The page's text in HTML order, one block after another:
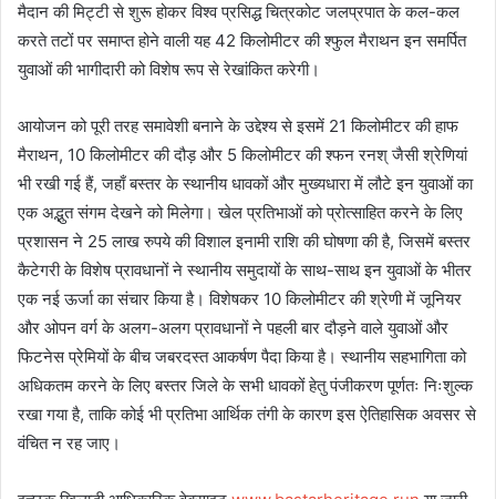
मैदान की मिट्टी से शुरू होकर विश्व प्रसिद्ध चित्रकोट जलप्रपात के कल-कल
करते तटों पर समाप्त होने वाली यह 42 किलोमीटर की श्फुल मैराथन इन समर्पित
युवाओं की भागीदारी को विशेष रूप से रेखांकित करेगी।
आयोजन को पूरी तरह समावेशी बनाने के उद्देश्य से इसमें 21 किलोमीटर की हाफ
मैराथन, 10 किलोमीटर की दौड़ और 5 किलोमीटर की श्फन रनश् जैसी श्रेणियां
भी रखी गई हैं, जहाँ बस्तर के स्थानीय धावकों और मुख्यधारा में लौटे इन युवाओं का
एक अद्भुत संगम देखने को मिलेगा। खेल प्रतिभाओं को प्रोत्साहित करने के लिए
प्रशासन ने 25 लाख रुपये की विशाल इनामी राशि की घोषणा की है, जिसमें बस्तर
कैटेगरी के विशेष प्रावधानों ने स्थानीय समुदायों के साथ-साथ इन युवाओं के भीतर
एक नई ऊर्जा का संचार किया है। विशेषकर 10 किलोमीटर की श्रेणी में जूनियर
और ओपन वर्ग के अलग-अलग प्रावधानों ने पहली बार दौड़ने वाले युवाओं और
फिटनेस प्रेमियों के बीच जबरदस्त आकर्षण पैदा किया है। स्थानीय सहभागिता को
अधिकतम करने के लिए बस्तर जिले के सभी धावकों हेतु पंजीकरण पूर्णतः निःशुल्क
रखा गया है, ताकि कोई भी प्रतिभा आर्थिक तंगी के कारण इस ऐतिहासिक अवसर से
वंचित न रह जाए।